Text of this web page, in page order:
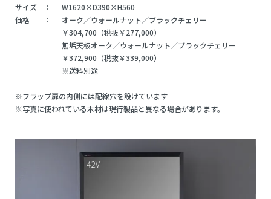
サイズ ：
W1620×D390×H560
価格 ：
オーク／ウォールナット／ブラックチェリー
￥304,700（税抜￥277,000）
無垢天板オーク／ウォールナット／ブラックチェリー
￥372,900（税抜￥339,000）
※送料別途
※フラップ扉の内側には配線穴を設けています
※写真に使われている木材は現行製品と異なる場合があります。